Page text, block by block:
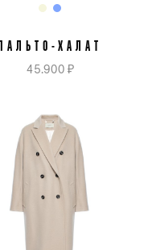
ПАЛЬТО-ХАЛАТ
45.900 ₽